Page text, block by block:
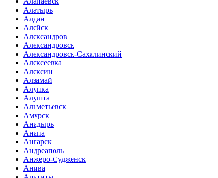
Алатырь
Алдан
Алейск
Александров
Александровск
Александровск-Сахалинский
Алексеевка
Алексин
Алзамай
Алупка
Алушта
Альметьевск
Амурск
Анадырь
Анапа
Ангарск
Андреаполь
Анжеро-Судженск
Анива